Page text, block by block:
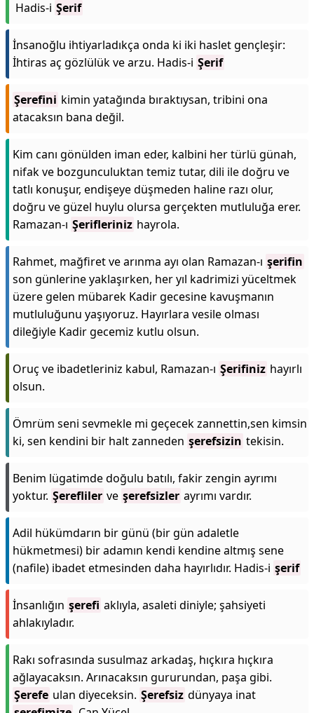
Hadis-i Şerif
İnsanoğlu ihtiyarladıkça onda ki iki haslet gençleşir:
İhtiras aç gözlülük ve arzu. Hadis-i Şerif
Şerefini kimin yatağında bıraktıysan, tribini ona
atacaksın bana değil.
Kim canı gönülden iman eder, kalbini her türlü günah,
nifak ve bozgunculuktan temiz tutar, dili ile doğru ve
tatlı konuşur, endişeye düşmeden haline razı olur,
doğru ve güzel huylu olursa gerçekten mutluluğa erer.
Ramazan-ı Şerifleriniz hayrola.
Rahmet, mağfiret ve arınma ayı olan Ramazan-ı şerifin
son günlerine yaklaşırken, her yıl kadrimizi yüceltmek
üzere gelen mübarek Kadir gecesine kavuşmanın
mutluluğunu yaşıyoruz. Hayırlara vesile olması
dileğiyle Kadir gecemiz kutlu olsun.
Oruç ve ibadetleriniz kabul, Ramazan-ı Şerifiniz hayırlı
olsun.
Ömrüm seni sevmekle mi geçecek zannettin,sen kimsin
ki, sen kendini bir halt zanneden şerefsizin tekisin.
Benim lügatimde doğulu batılı, fakir zengin ayrımı
yoktur. Şerefliler ve şerefsizler ayrımı vardır.
Adil hükümdarın bir günü (bir gün adaletle
hükmetmesi) bir adamın kendi kendine altmış sene
(nafile) ibadet etmesinden daha hayırlıdır. Hadis-i şerif
İnsanlığın şerefi aklıyla, asaleti diniyle; şahsiyeti
ahlakıyladır.
Rakı sofrasında susulmaz arkadaş, hıçkıra hıçkıra
ağlayacaksın. Arınacaksın gururundan, paşa gibi.
Şerefe ulan diyeceksin. Şerefsiz dünyaya inat